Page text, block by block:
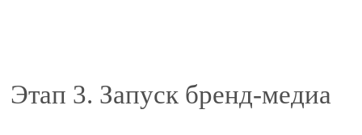
Этап 3. Запуск бренд-медиа